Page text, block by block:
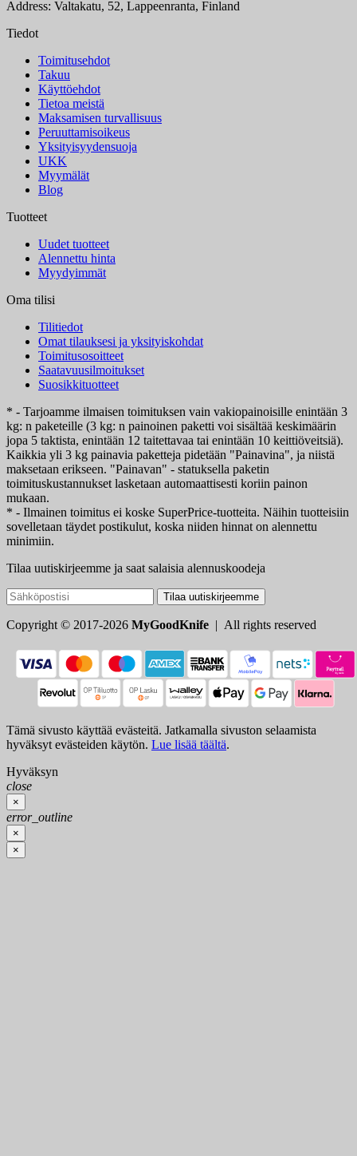
Address: Valtakatu, 52, Lappeenranta, Finland
Tiedot
Toimitusehdot
Takuu
Käyttöehdot
Tietoa meistä
Maksamisen turvallisuus
Peruuttamisoikeus
Yksityisyydensuoja
UKK
Myymälät
Blog
Tuotteet
Uudet tuotteet
Alennettu hinta
Myydyimmät
Oma tilisi
Tilitiedot
Omat tilauksesi ja yksityiskohdat
Toimitusosoitteet
Saatavuusilmoitukset
Suosikkituotteet
* - Tarjoamme ilmaisen toimituksen vain vakiopainoisille enintään 3
kg: n paketeille (3 kg: n painoinen paketti voi sisältää keskimäärin
jopa 5 taktista, enintään 12 taitettavaa tai enintään 10 keittiöveitsiä).
Kaikkia yli 3 kg painavia paketteja pidetään "Painavina", ja niistä
maksetaan erikseen. "Painavan" - statuksella paketin
toimituskustannukset lasketaan automaattisesti koriin painon
mukaan.
* - Ilmainen toimitus ei koske SuperPrice-tuotteita. Näihin tuotteisiin
sovelletaan täydet postikulut, koska niiden hinnat on alennettu
minimiin.
Tilaa uutiskirjeemme ja saat salaisia alennuskoodeja
Tilaa uutiskirjeemme
Copyright © 2017-2026 MyGoodKnife | All rights reserved
Tämä sivusto käyttää evästeitä. Jatkamalla sivuston selaamista
hyväksyt evästeiden käytön. Lue lisää täältä.
Hyväksyn
close
×
error_outline
×
×